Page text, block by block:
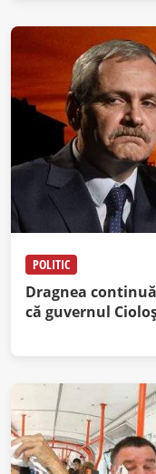
POLITIC
Dragnea
că guvernul